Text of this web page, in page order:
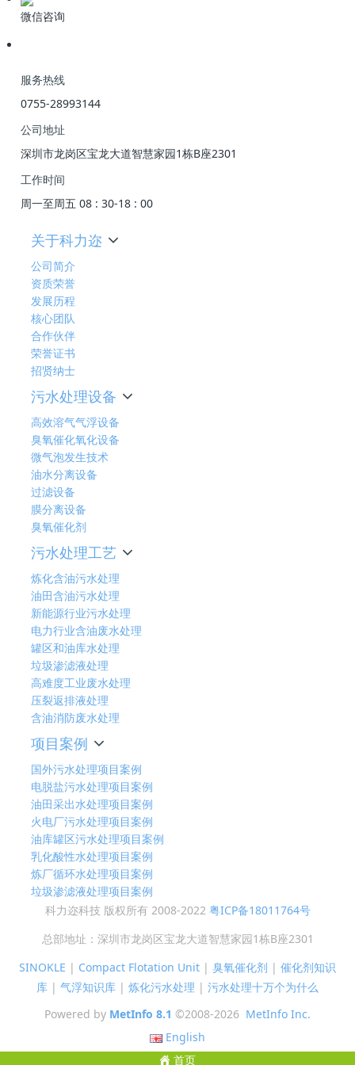
微信咨询
服务热线
0755-28993144
公司地址
深圳市龙岗区宝龙大道智慧家园1栋B座2301
工作时间
周一至周五 08 : 30-18 : 00
关于科力迩
公司简介
资质荣誉
发展历程
核心团队
合作伙伴
荣誉证书
招贤纳士
污水处理设备
高效溶气气浮设备
臭氧催化氧化设备
微气泡发生技术
油水分离设备
过滤设备
膜分离设备
臭氧催化剂
污水处理工艺
炼化含油污水处理
油田含油污水处理
新能源行业污水处理
电力行业含油废水处理
罐区和油库水处理
垃圾渗滤液处理
高难度工业废水处理
压裂返排液处理
含油消防废水处理
项目案例
国外污水处理项目案例
电脱盐污水处理项目案例
油田采出水处理项目案例
火电厂污水处理项目案例
油库罐区污水处理项目案例
乳化酸性水处理项目案例
炼厂循环水处理项目案例
垃圾渗滤液处理项目案例
科力迩科技 版权所有 2008-2022 粤ICP备18011764号
总部地址：深圳市龙岗区宝龙大道智慧家园1栋B座2301
SINOKLE | Compact Flotation Unit | 臭氧催化剂 | 催化剂知识
库 | 气浮知识库 | 炼化污水处理 | 污水处理十万个为什么
Powered by MetInfo 8.1 ©2008-2026 MetInfo Inc.
English
首页